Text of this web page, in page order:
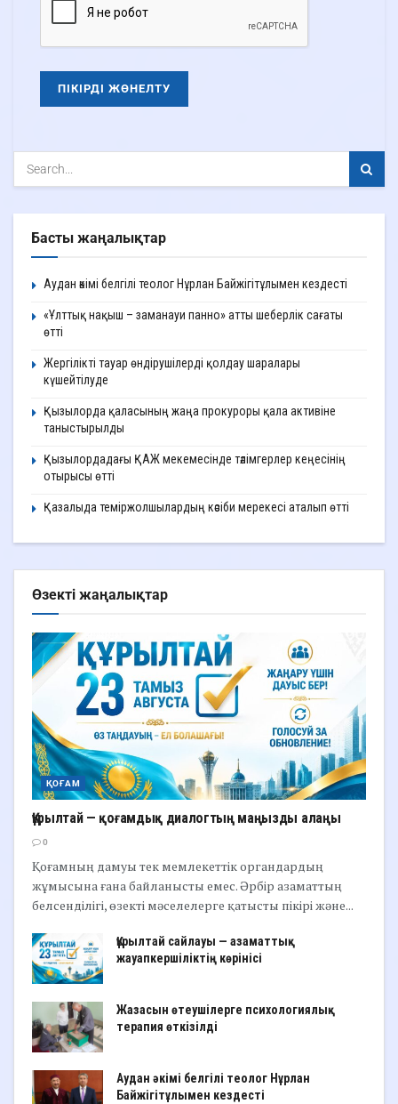
Басты жаңалықтар
Аудан әкімі белгілі теолог Нұрлан Байжігітұлымен кездесті
«Ұлттық нақыш – заманауи панно» атты шеберлік сағаты
өтті
Жергілікті тауар өндірушілерді қолдау шаралары
күшейтілуде
Қызылорда қаласының жаңа прокуроры қала активіне
таныстырылды
Қызылордадағы ҚАЖ мекемесінде тәлімгерлер кеңесінің
отырысы өтті
Қазалыда теміржолшылардың кәсіби мерекесі аталып өтті
Өзекті жаңалықтар
ҚОҒАМ
Құрылтай — қоғамдық диалогтың маңызды алаңы
0
Қоғамның дамуы тек мемлекеттік органдардың
жұмысына ғана байланысты емес. Әрбір азаматтың
белсенділігі, өзекті мәселелерге қатысты пікірі және...
Құрылтай сайлауы — азаматтық
жауапкершіліктің көрінісі
Жазасын өтеушілерге психологиялық
терапия өткізілді
Аудан әкімі белгілі теолог Нұрлан
Байжігітұлымен кездесті